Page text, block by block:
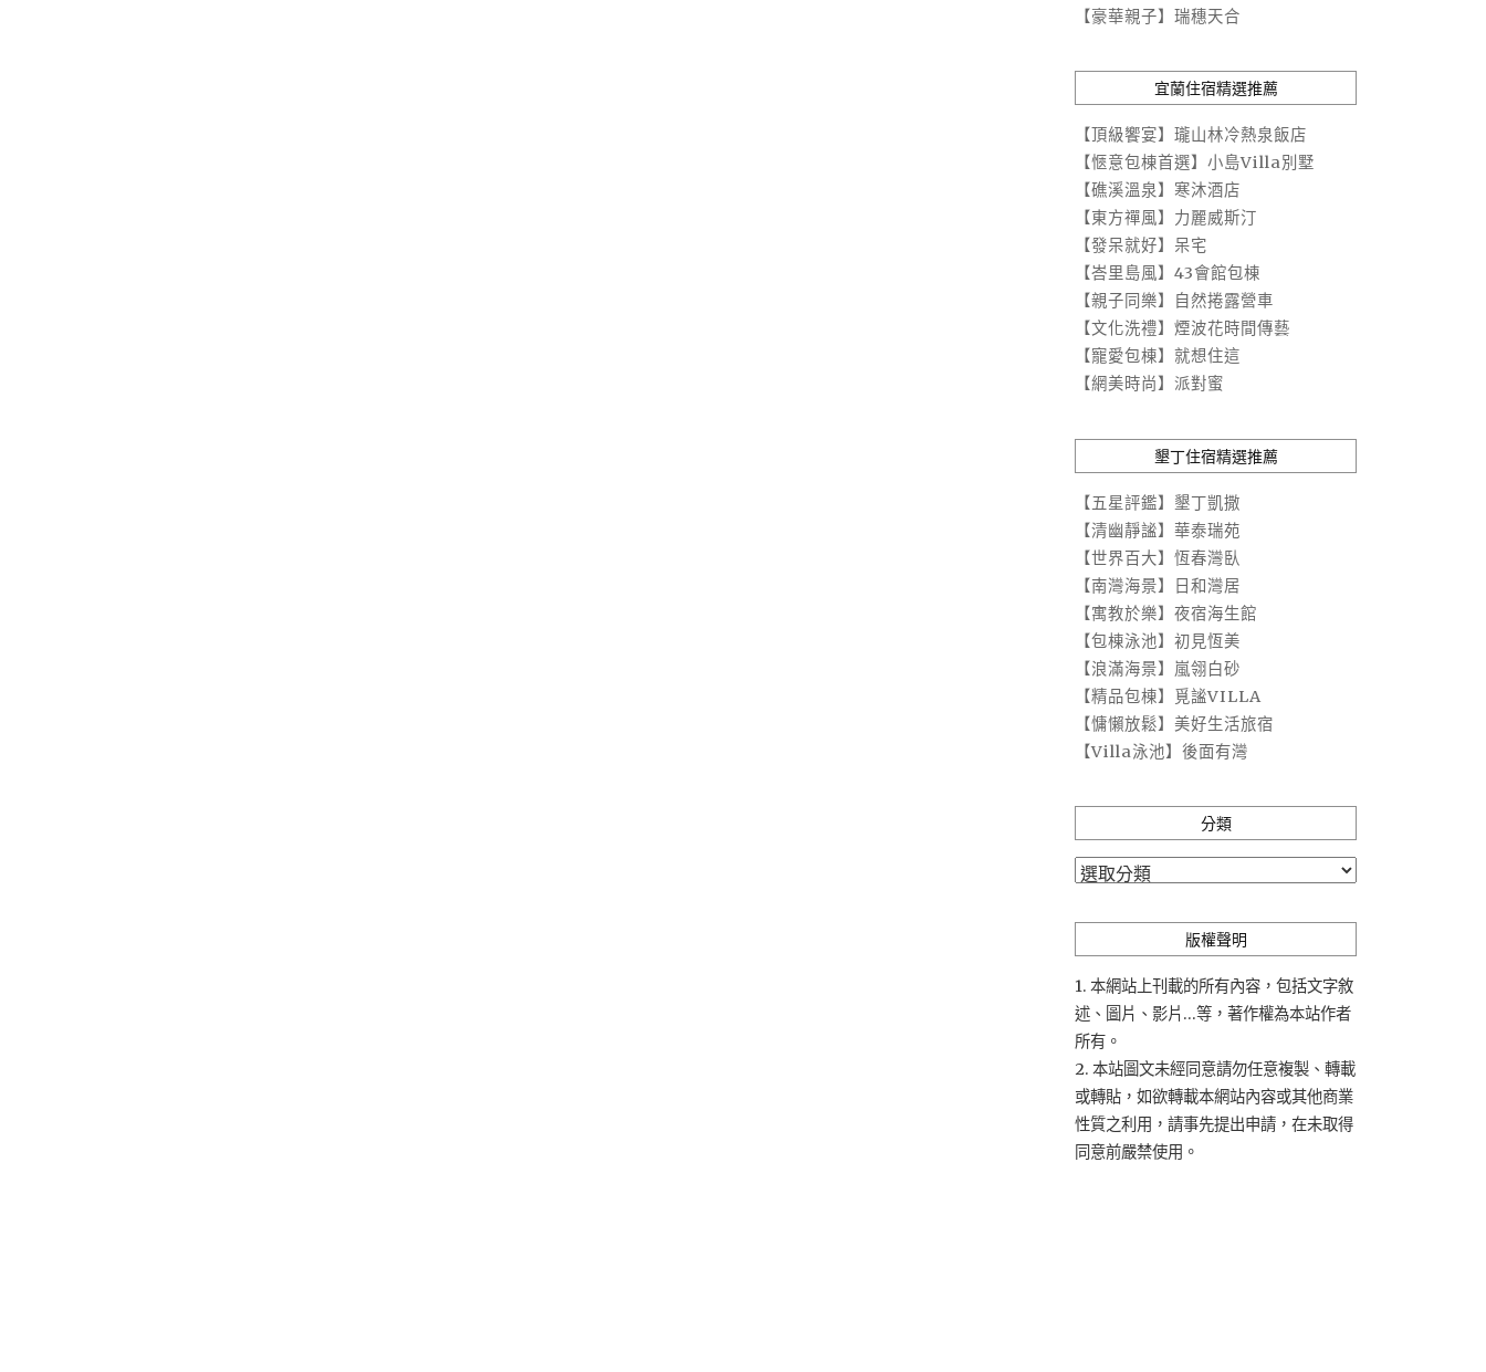
【豪華親子】瑞穗天合
宜蘭住宿精選推薦
【頂級饗宴】瓏山林冷熱泉飯店
【愜意包棟首選】小島Villa別墅
【礁溪溫泉】寒沐酒店
【東方禪風】力麗威斯汀
【發呆就好】呆宅
【峇里島風】43會館包棟
【親子同樂】自然捲露營車
【文化洗禮】煙波花時間傳藝
【寵愛包棟】就想住這
【網美時尚】派對蜜
墾丁住宿精選推薦
【五星評鑑】墾丁凱撒
【清幽靜謐】華泰瑞苑
【世界百大】恆春灣臥
【南灣海景】日和灣居
【寓教於樂】夜宿海生館
【包棟泳池】初見恆美
【浪滿海景】嵐翎白砂
【精品包棟】覓謐VILLA
【慵懶放鬆】美好生活旅宿
【Villa泳池】後面有灣
分類
分
版權聲明
1. 本網站上刊載的所有內容，包括文字敘
述、圖片、影片...等，著作權為本站作者
所有。
2. 本站圖文未經同意請勿任意複製、轉載
或轉貼，如欲轉載本網站內容或其他商業
性質之利用，請事先提出申請，在未取得
同意前嚴禁使用。